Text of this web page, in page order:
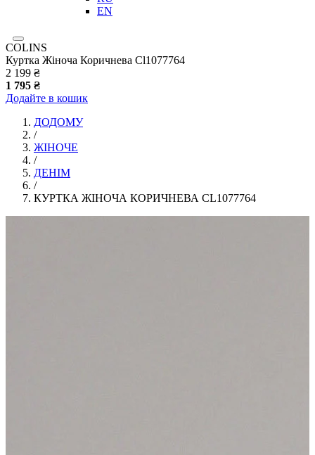
EN
COLINS
Куртка Жіноча Коричнева Cl1077764
2 199 ₴
1 795 ₴
Додайте в кошик
ДОДОМУ
/
ЖІНОЧЕ
/
ДЕНІМ
/
КУРТКА ЖІНОЧА КОРИЧНЕВА CL1077764